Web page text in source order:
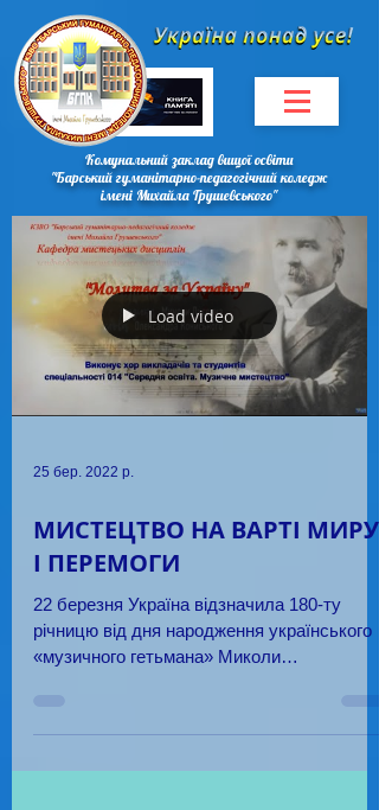
Комунальний заклад вищої освіти
"Барський гуманітарно-педагогічний коледж
імені Михайла Грушевського"
Load video
25 бер. 2022 р.
МИСТЕЦТВО НА ВАРТІ МИРУ
І ПЕРЕМОГИ
22 березня Україна відзначила 180-ту
річницю від дня народження українського
«музичного гетьмана» Миколи